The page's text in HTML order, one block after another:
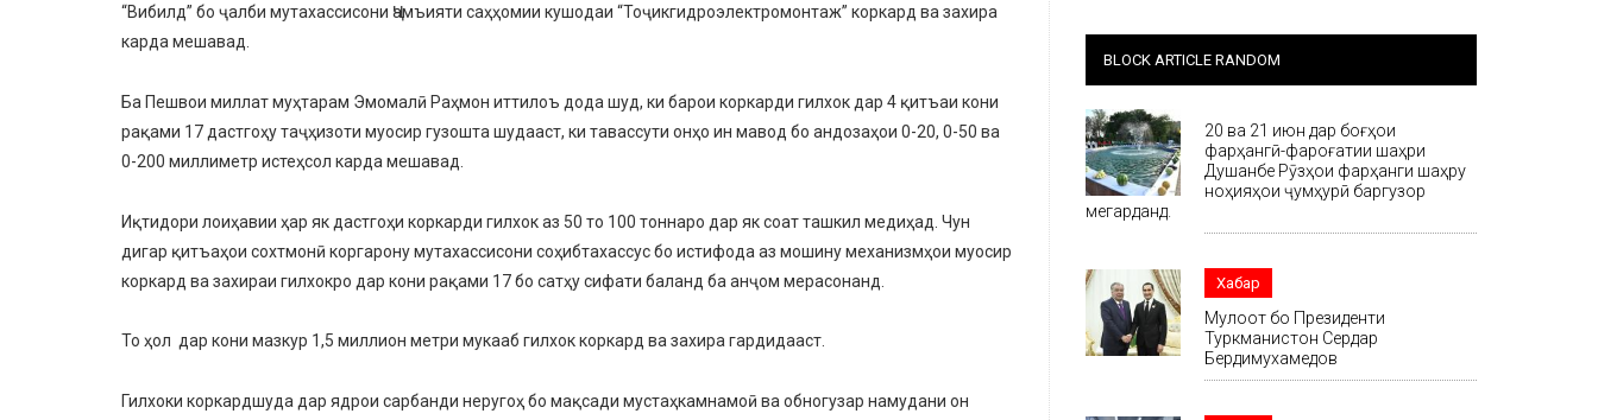
“Вибилд” бо ҷалби мутахассисони Ҷамъияти саҳҳомии кушодаи “Тоҷикгидроэлектромонтаж” коркард ва захира
карда мешавад.
Ба Пешвои миллат муҳтарам Эмомалӣ Раҳмон иттилоъ дода шуд, ки барои коркарди гилхок дар 4 қитъаи кони
рақами 17 дастгоҳу таҷҳизоти муосир гузошта шудааст, ки тавассути онҳо ин мавод бо андозаҳои 0-20, 0-50 ва
0-200 миллиметр истеҳсол карда мешавад.
Иқтидори лоиҳавии ҳар як дастгоҳи коркарди гилхок аз 50 то 100 тоннаро дар як соат ташкил медиҳад. Чун
дигар қитъаҳои сохтмонӣ коргарону мутахассисони соҳибтахассус бо истифода аз мошину механизмҳои муосир
коркард ва захираи гилхокро дар кони рақами 17 бо сатҳу сифати баланд ба анҷом мерасонанд.
То ҳол дар кони мазкур 1,5 миллион метри мукааб гилхок коркард ва захира гардидааст.
Гилхоки коркардшуда дар ядрои сарбанди неругоҳ бо мақсади мустаҳкамнамоӣ ва обногузар намудани он
BLOCK ARTICLE RANDOM
20 ва 21 июн дар боғҳои
фарҳангӣ-фароғатии шаҳри
Душанбе Рӯзҳои фарҳанги шаҳру
ноҳияҳои ҷумҳурӣ баргузор
мегарданд.
Хабар
Мулоқот бо Президенти
Туркманистон Сердар
Бердимухамедов